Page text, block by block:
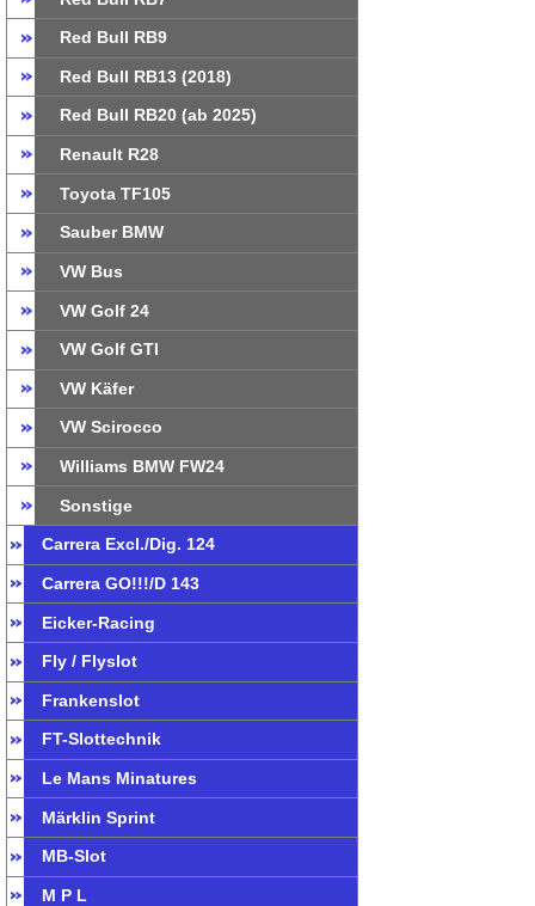
Red Bull RB9
Red Bull RB13 (2018)
Red Bull RB20 (ab 2025)
Renault R28
Toyota TF105
Sauber BMW
VW Bus
VW Golf 24
VW Golf GTI
VW Käfer
VW Scirocco
Williams BMW FW24
Sonstige
Carrera Excl./Dig. 124
Carrera GO!!!/D 143
Eicker-Racing
Fly / Flyslot
Frankenslot
FT-Slottechnik
Le Mans Minatures
Märklin Sprint
MB-Slot
M P L